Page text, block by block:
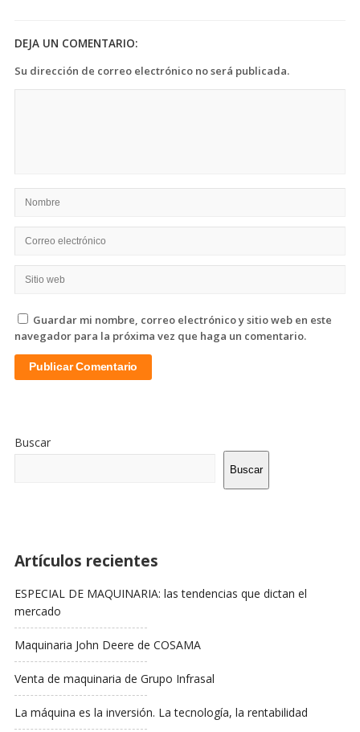
DEJA UN COMENTARIO:
Su dirección de correo electrónico no será publicada.
Guardar mi nombre, correo electrónico y sitio web en este
navegador para la próxima vez que haga un comentario.
La
Lateral
Buscar
Buscar
Artículos recientes
ESPECIAL DE MAQUINARIA: las tendencias que dictan el
mercado
Maquinaria John Deere de COSAMA
Venta de maquinaria de Grupo Infrasal
La máquina es la inversión. La tecnología, la rentabilidad